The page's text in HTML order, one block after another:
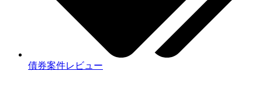
債券案件レビュー